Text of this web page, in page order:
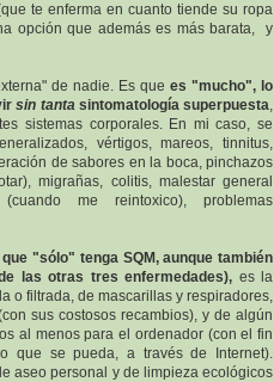
te enferma en cuanto tiende su ropa
opción que además es más barata, y
de nadie. Es que es "mucho", lo
sin tantasintomatología superpuesta,
sistemas corporales. En mi caso, se
vértigos, mareos, tinnitus,
de sabores en la boca, pinchazos
migrañas, colitis, malestar general
me reintoxico), problemas
"sólo" tenga SQM, aunque también
las otras tres enfermedades), es la
o filtrada, de mascarillas y respiradores,
sus costosos recambios), y de algún
al menos para el ordenador (con el fin
que se pueda, a través de Internet).
aseo personal y de limpieza ecológicos